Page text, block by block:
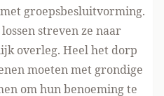
groepsbesluitvorming.
streven ze naar
overleg. Heel het dorp
moeten met grondige
om hun benoeming te